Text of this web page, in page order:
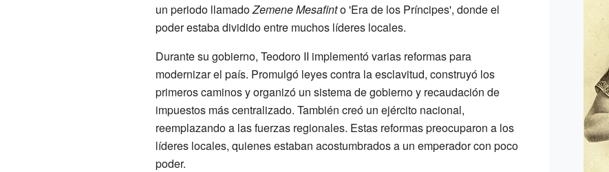
un periodo llamadoZemene Mesafinto 'Era de los Príncipes', donde el
poder estaba dividido entre muchos líderes locales.
Durante su gobierno, Teodoro II implementó varias reformas para
modernizar el país. Promulgó leyes contra la esclavitud, construyó los
primeros caminos y organizó un sistema de gobierno y recaudación de
impuestos más centralizado. También creó un ejército nacional,
reemplazando a las fuerzas regionales. Estas reformas preocuparon a los
líderes locales, quienes estaban acostumbrados a un emperador con poco
poder.